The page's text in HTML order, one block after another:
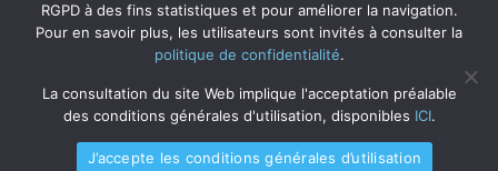
RGPD à des fins statistiques et pour améliorer la navigation.
Pour en savoir plus, les utilisateurs sont invités à consulter la
politique de confidentialité.
La consultation du site Web implique l'acceptation préalable
des conditions générales d'utilisation, disponibles ICI.
J’accepte les conditions générales d’utilisation